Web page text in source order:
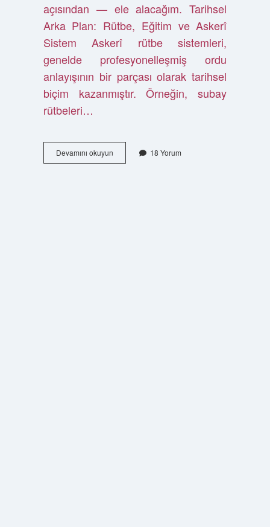
açısından — ele alacağım. Tarihsel
Arka Plan: Rütbe, Eğitim ve Askerî
Sistem Askerî rütbe sistemleri,
genelde profesyonelleşmiş ordu
anlayışının bir parçası olarak tarihsel
biçim kazanmıştır. Örneğin, subay
rütbeleri…
Devamını okuyunLise
mezunu
18 Yorum